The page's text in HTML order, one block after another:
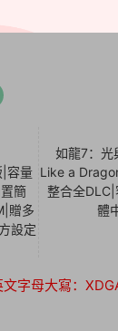
|容量
簡
贈多
設定
如龍7：光
Like a
整合全
體
字母大寫：